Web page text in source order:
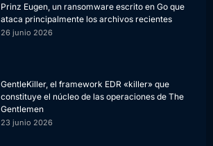
Prinz Eugen, un ransomware escrito en Go que
ataca principalmente los archivos recientes
26 junio 2026
GentleKiller, el framework EDR «killer» que
constituye el núcleo de las operaciones de The
Gentlemen
23 junio 2026